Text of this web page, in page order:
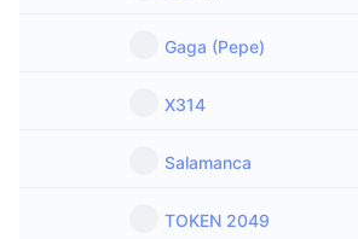
Gaga (Pepe)
X314
Salamanca
TOKEN 2049